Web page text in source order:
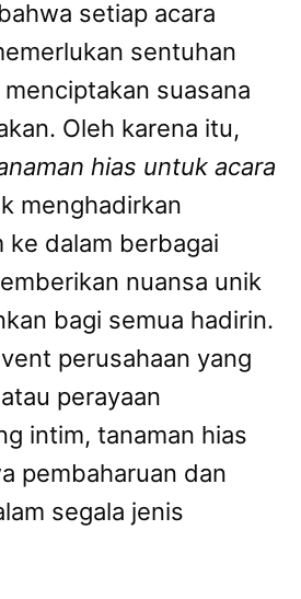
setiap acara
sentuhan
suasana
Oleh karena itu,
hias untuk acara
menghadirkan
ke dalam berbagai
nuansa unik
bagi semua hadirin.
perusahaan yang
perayaan
intim, tanaman hias
pembaharuan dan
segala jenis